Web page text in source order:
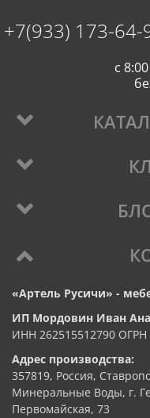
+7(933) 173-64-
с
«Артель Русичи» -
ИП Мордовин Иван
ИНН 262515512790 ОГРН
Адрес производства:
357819, Россия,
Минеральные Воды, г.
Первомайская, 73